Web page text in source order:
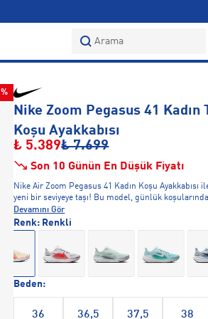
Arama
Nike Zoom Pegasus 41 Kadın
Koşu Ayakkabısı
₺ 5.389₺ 7.699
Son 10 Günün En Düşük Fiyatı
Nike Air Zoom Pegasus 41 Kadın Koşu Ayakkabısı
yeni bir seviyeye taşı! Bu model, günlük
konforu ve performansı sağlamak için tasarlandı.
tabanı ve topuk ile ayak tarağındaki iki Zoom Air
adımda hafiflik ve enerji kazanımı elde edeceksin.
file üst kısım, ayaklarının serin ve kuru kalmasına
ve ayak tarağındaki Zoom Air birimleri, hızlı tepki
sunar. ReactX köpük orta taban, üstün yastıklama
sağlar. Waffle desenli kauçuk dış taban, farklı
tutuş ve dayanıklılık sağlar.
Devamını Gör
Beden:
36 36,5 37,5 38
Renk: Renkli